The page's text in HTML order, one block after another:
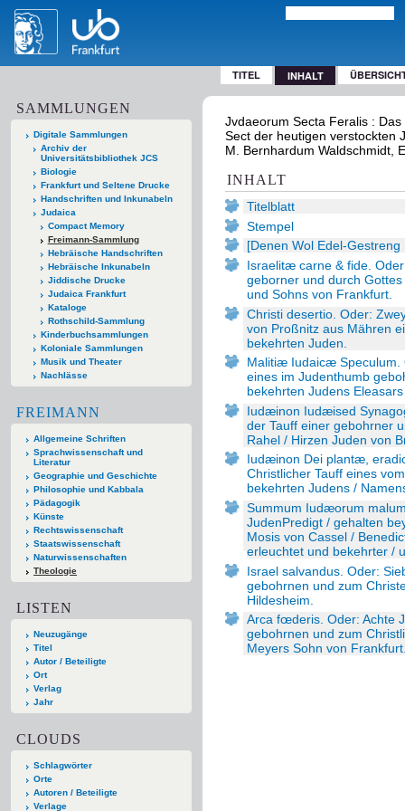
TITEL INHALT
SAMMLUNGEN
Digitale Sammlungen
Archiv der
Universitätsbibliothek JCS
Biologie
Frankfurt und Seltene Drucke
Handschriften und Inkunabeln
Judaica
Compact Memory
Freimann-Sammlung
Hebräische Handschriften
Hebräische Inkunabeln
Jiddische Drucke
Judaica Frankfurt
Kataloge
Rothschild-Sammlung
Kinderbuchsammlungen
Koloniale Sammlungen
Musik und Theater
Nachlässe
FREIMANN
Allgemeine Schriften
Sprachwissenschaft und
Literatur
Geographie und Geschichte
Philosophie und Kabbala
Pädagogik
Künste
Rechtswissenschaft
Staatswissenschaft
Naturwissenschaften
Theologie
LISTEN
Neuzugänge
Titel
Autor / Beteiligte
Ort
Verlag
Jahr
CLOUDS
Schlagwörter
Orte
Autoren / Beteiligte
Verlage
Jvdaeorum Secta Feralis :
Sect der heutigen verstockten
M. Bernhardum Waldschmidt,
INHALT
Titelblatt
Stempel
[Denen Wol Edel-Gestreng
Israelitæ carne & fide.
geborner und durch
und Sohns von Frankfurt.
Christi desertio. Oder:
von Proßnitz aus Mähren
bekehrten Juden.
Malitiæ Iudaicæ Speculum.
eines im Judenthumb
bekehrten Judens
Iudæinon Iudæised
der Tauff einer gebohrner
Rahel / Hirzen Juden von
Iudæinon Dei plantæ,
Christlicher Tauff eines
bekehrten Judens /
Summum Iudæorum
JudenPredigt / gehalten
Mosis von Cassel /
erleuchtet und bekehrter /
Israel salvandus. Oder:
gebohrnen und zum
Hildesheim.
Arca fœderis. Oder: Achte
gebohrnen und zum
Meyers Sohn von